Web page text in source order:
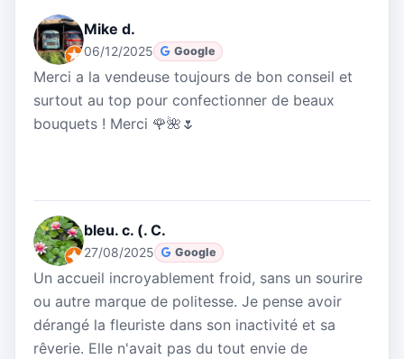
Mike d.
06/12/2025 Google
Merci a la vendeuse toujours de bon conseil et
surtout au top pour confectionner de beaux
bouquets ! Merci 🌹🌺🌷
bleu. c. (. C.
27/08/2025 Google
Un accueil incroyablement froid, sans un sourire
ou autre marque de politesse. Je pense avoir
dérangé la fleuriste dans son inactivité et sa
rêverie. Elle n'avait pas du tout envie de